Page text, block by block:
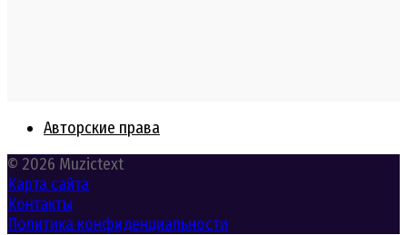
Авторские права
© 2026 Muzictext
Карта сайта
Контакты
Политика конфиденциальности